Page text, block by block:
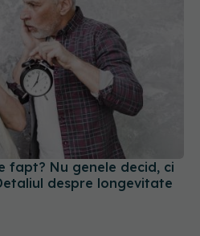
fapt? Nu genele decid, ci
despre longevitate